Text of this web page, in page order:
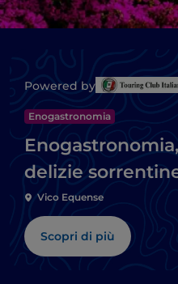
Powered by
Enogastronomia
delizie
Vico Equense
Scopri di più